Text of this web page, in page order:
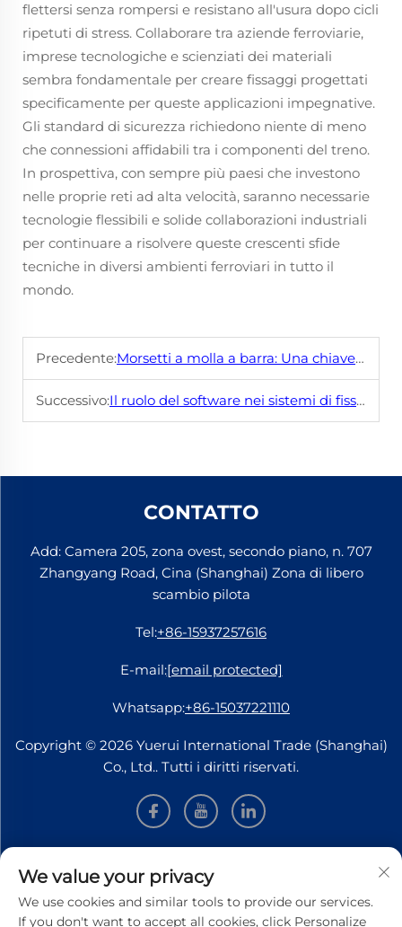
flettersi senza rompersi e resistano all'usura dopo cicli
ripetuti di stress. Collaborare tra aziende ferroviarie,
imprese tecnologiche e scienziati dei materiali
sembra fondamentale per creare fissaggi progettati
specificamente per queste applicazioni impegnative.
Gli standard di sicurezza richiedono niente di meno
che connessioni affidabili tra i componenti del treno.
In prospettiva, con sempre più paesi che investono
nelle proprie reti ad alta velocità, saranno necessarie
tecnologie flessibili e solide collaborazioni industriali
per continuare a risolvere queste crescenti sfide
tecniche in diversi ambienti ferroviari in tutto il
mondo.
Precedente:Morsetti a molla a barra: Una chiave per operazioni ferroviarie affidabili
Successivo:Il ruolo del software nei sistemi di fissaggio delle ferrovie convenzionali moderne
CONTATTO
Add: Camera 205, zona ovest, secondo piano, n. 707
Zhangyang Road, Cina (Shanghai) Zona di libero
scambio pilota
Tel:+86-15937257616
E-mail:[email protected]
Whatsapp:+86-15037221110
Copyright © 2026 Yuerui International Trade (Shanghai)
Co., Ltd.. Tutti i diritti riservati.
INFORMAZIONI
Iscriviti per ricevere la nostra newsletter settimanale
We value your privacy
We use cookies and similar tools to provide our services.
If you don't want to accept all cookies, click Personalize